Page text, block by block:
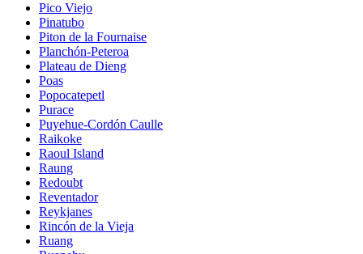
Pico Viejo
Pinatubo
Piton de la Fournaise
Planchón-Peteroa
Plateau de Dieng
Poas
Popocatepetl
Purace
Puyehue-Cordón Caulle
Raikoke
Raoul Island
Raung
Redoubt
Reventador
Reykjanes
Rincón de la Vieja
Ruang